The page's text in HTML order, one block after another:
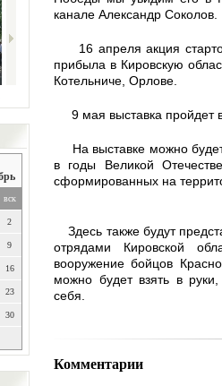
вск
2
9
16
23
30
канале Александр Соколов.
16 апреля акция
прибыла в Кировскую
Котельниче, Орлове.
9 мая выставка пройдет
На выставке можно
в годы Великой
сформированных на
Здесь также будут
отрядами Кировской
вооружение бойцов
можно будет взять в
себя.
Комментарии